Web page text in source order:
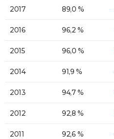
2017 89,0 %
2016 96,2 %
2015 96,0 %
2014 91,9 %
2013 94,7 %
2012 92,8 %
2011 92,6 %